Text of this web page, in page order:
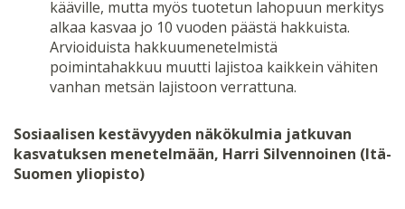
kääville, mutta myös tuotetun lahopuun merkitys
alkaa kasvaa jo 10 vuoden päästä hakkuista.
Arvioiduista hakkuumenetelmistä
poimintahakkuu muutti lajistoa kaikkein vähiten
vanhan metsän lajistoon verrattuna.
Sosiaalisen kestävyyden näkökulmia jatkuvan
kasvatuksen menetelmään, Harri Silvennoinen (Itä-
Suomen yliopisto)